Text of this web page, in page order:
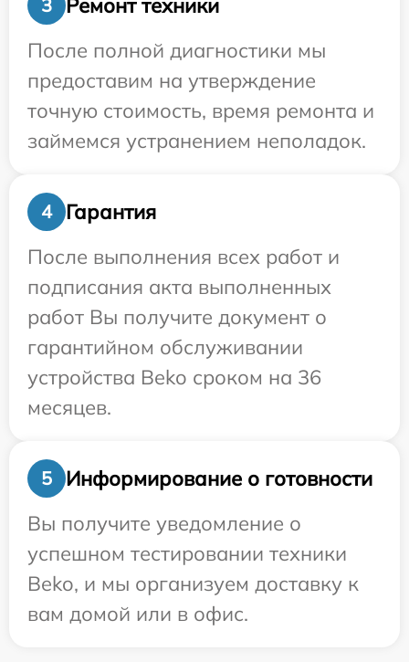
3
Ремонт техники
После полной диагностики мы
предоставим на утверждение
точную стоимость, время ремонта и
займемся устранением неполадок.
4
Гарантия
После выполнения всех работ и
подписания акта выполненных
работ Вы получите документ о
гарантийном обслуживании
устройства Beko сроком на 36
месяцев.
5
Информирование о готовности
Вы получите уведомление о
успешном тестировании техники
Beko, и мы организуем доставку к
вам домой или в офис.